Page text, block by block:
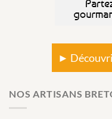
►
NOS ARTISANS